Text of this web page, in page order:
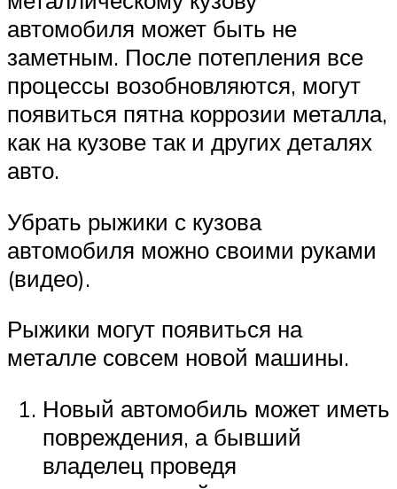
автомобиля может быть не
заметным. После потепления все
процессы возобновляются, могут
появиться пятна коррозии металла,
как на кузове так и других деталях
авто.
Убрать рыжики с кузова
автомобиля можно своими руками
(видео).
Рыжики могут появиться на
металле совсем новой машины.
Новый автомобиль может иметь
повреждения, а бывший
владелец проведя